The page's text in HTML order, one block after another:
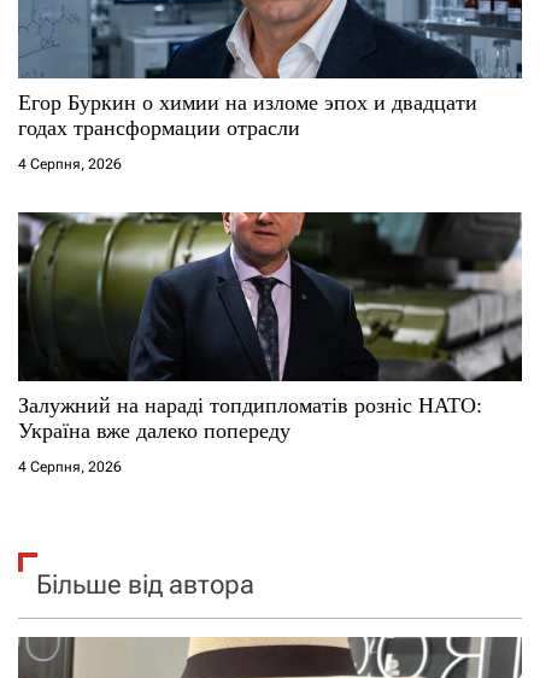
Егор Буркин о химии на изломе эпох и двадцати
годах трансформации отрасли
4 Серпня, 2026
Залужний на нараді топдипломатів розніс НАТО:
Україна вже далеко попереду
4 Серпня, 2026
Більше від автора